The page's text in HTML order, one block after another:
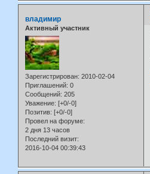
владимир
Активный участник
Зарегистрирован: 2010-02-04
Приглашений: 0
Сообщений: 205
Уважение: [+0/-0]
Позитив: [+0/-0]
Провел на форуме:
2 дня 13 часов
Последний визит:
2016-10-04 00:39:43